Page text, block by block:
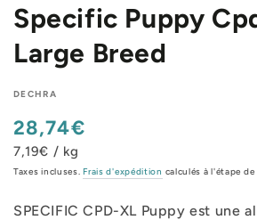
Specific Puppy
Large Breed
DECHRA
Prix
normal
28,74€
7,19€ / kg
Taxes incluses. Frais d'expédition calculés à l'étape
SPECIFIC CPD-XL Puppy est une